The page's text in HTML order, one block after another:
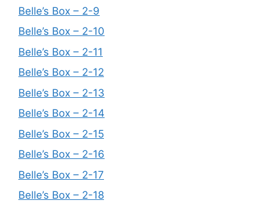
Belle’s Box – 2-9
Belle’s Box – 2-10
Belle’s Box – 2-11
Belle’s Box – 2-12
Belle’s Box – 2-13
Belle’s Box – 2-14
Belle’s Box – 2-15
Belle’s Box – 2-16
Belle’s Box – 2-17
Belle’s Box – 2-18